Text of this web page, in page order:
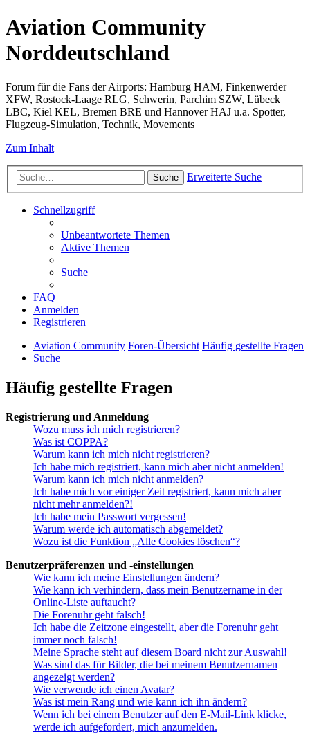
Aviation Community
Norddeutschland
Forum für die Fans der Airports: Hamburg HAM, Finkenwerder
XFW, Rostock-Laage RLG, Schwerin, Parchim SZW, Lübeck
LBC, Kiel KEL, Bremen BRE und Hannover HAJ u.a. Spotter,
Flugzeug-Simulation, Technik, Movements
Zum Inhalt
Suche Erweiterte Suche
Schnellzugriff
Unbeantwortete Themen
Aktive Themen
Suche
FAQ
Anmelden
Registrieren
Aviation Community Foren-Übersicht Häufig gestellte Fragen
Suche
Häufig gestellte Fragen
Registrierung und Anmeldung
Wozu muss ich mich registrieren?
Was ist COPPA?
Warum kann ich mich nicht registrieren?
Ich habe mich registriert, kann mich aber nicht anmelden!
Warum kann ich mich nicht anmelden?
Ich habe mich vor einiger Zeit registriert, kann mich aber
nicht mehr anmelden?!
Ich habe mein Passwort vergessen!
Warum werde ich automatisch abgemeldet?
Wozu ist die Funktion „Alle Cookies löschen“?
Benutzerpräferenzen und -einstellungen
Wie kann ich meine Einstellungen ändern?
Wie kann ich verhindern, dass mein Benutzername in der
Online-Liste auftaucht?
Die Forenuhr geht falsch!
Ich habe die Zeitzone eingestellt, aber die Forenuhr geht
immer noch falsch!
Meine Sprache steht auf diesem Board nicht zur Auswahl!
Was sind das für Bilder, die bei meinem Benutzernamen
angezeigt werden?
Wie verwende ich einen Avatar?
Was ist mein Rang und wie kann ich ihn ändern?
Wenn ich bei einem Benutzer auf den E-Mail-Link klicke,
werde ich aufgefordert, mich anzumelden.